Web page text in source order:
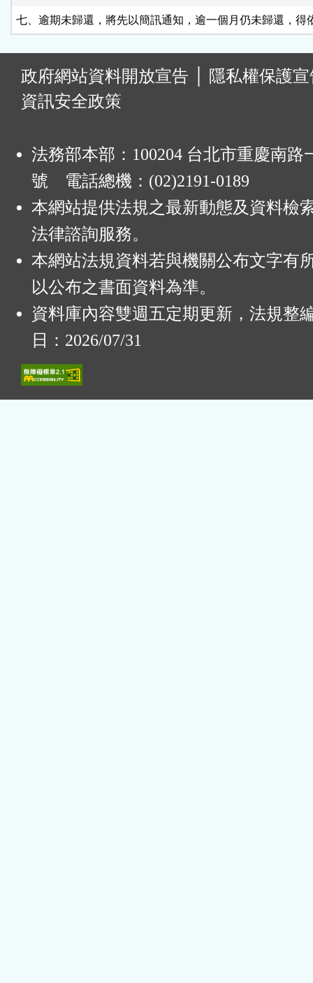
七、逾期未歸還，將先以簡訊通知，逾一個月仍未歸還，得
政府網站資料開放宣告
隱私權保護
資訊安全政策
法務部本部：100204 台北市重慶南路
號 電話總機：(02)2191-0189
本網站提供法規之最新動態及資料檢
法律諮詢服務。
本網站法規資料若與機關公布文字有
以公布之書面資料為準。
資料庫內容雙週五定期更新，法規整
日：2026/07/31